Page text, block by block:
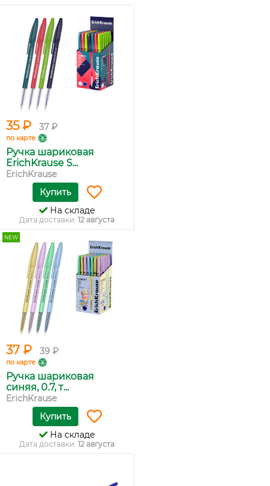
35 ₽ 37 ₽
по карте
Ручка шариковая
ErichKrause S...
ErichKrause
Купить
На складе
Дата доставки: 12 августа
NEW
37 ₽ 39 ₽
по карте
Ручка шариковая
синяя, 0.7, т...
ErichKrause
Купить
На складе
Дата доставки: 12 августа